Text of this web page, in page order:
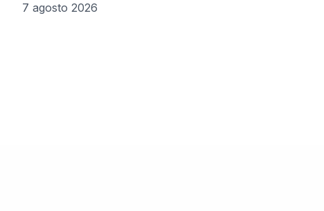
7 agosto 2026